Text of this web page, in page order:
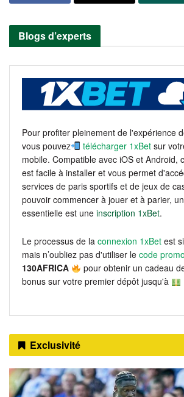
Blogs d’experts
Pour profiter pleinement de l'expérience
vous pouvez
télécharger 1xBet sur
mobile. Compatible avec iOS et Android,
est facile à installer et vous permet
services de paris sportifs et de jeux de
pouvoir commencer à jouer et à parier,
essentielle est une inscription 1xBet.
Le processus de la connexion 1xBet est
mais n’oubliez pas d'utiliser le code
130AFRICA
pour obtenir un cadeau
bonus sur votre premier dépôt jusqu'à
Exclusivité